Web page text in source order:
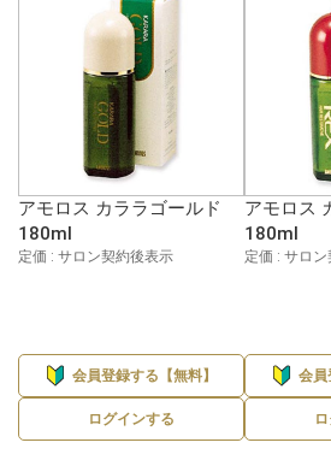
アモロス カララゴールド
180ml
定価 : サロン契約後表示
会員登録する【無料】
ログインする
アモロス
180ml
定価 : サロ
会員